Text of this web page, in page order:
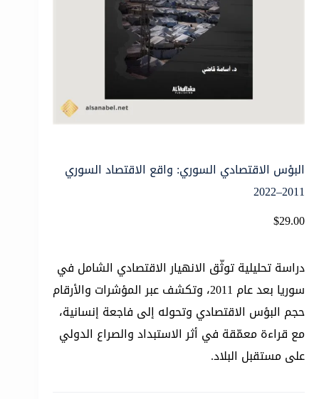
البؤس الاقتصادي السوري: واقع الاقتصاد السوري
2011–2022
$29.00
دراسة تحليلية توثّق الانهيار الاقتصادي الشامل في
سوريا بعد عام 2011، وتكشف عبر المؤشرات والأرقام
حجم البؤس الاقتصادي وتحوله إلى فاجعة إنسانية،
مع قراءة معمّقة في أثر الاستبداد والصراع الدولي
على مستقبل البلاد.